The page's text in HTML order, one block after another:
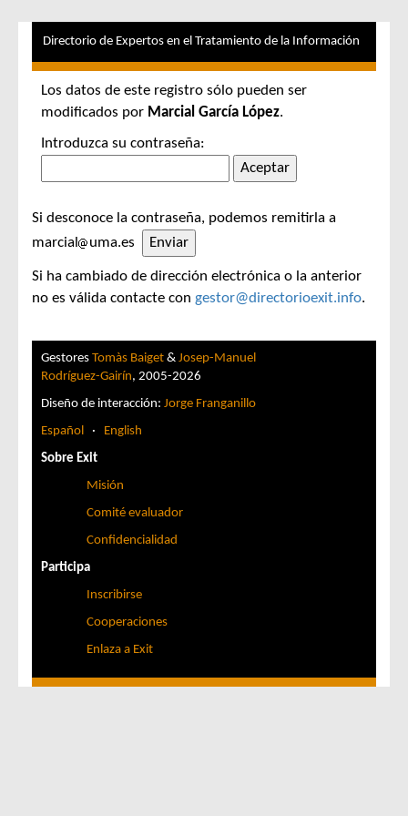
Directorio de Expertos en el Tratamiento de la Información
Los datos de este registro sólo pueden ser
modificados por Marcial García López.
Introduzca su contraseña:
Si desconoce la contraseña, podemos remitirla a
marcial
uma.es
Si ha cambiado de dirección electrónica o la anterior
no es válida contacte con gestor@directorioexit.info.
Gestores Tomàs Baiget & Josep-Manuel
Rodríguez-Gairín, 2005-2026
Diseño de interacción: Jorge Franganillo
Español · English
Sobre Exit
Misión
Comité evaluador
Confidencialidad
Participa
Inscribirse
Cooperaciones
Enlaza a Exit